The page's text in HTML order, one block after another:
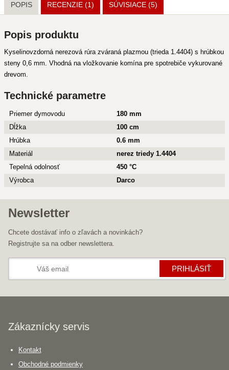
POPIS RECENZIE (1) SÚVISIACE (5)
Popis produktu
Kyselinovzdorná nerezová rúra zváraná plazmou (trieda 1.4404) s hrúbkou
steny 0,6 mm. Vhodná na vložkovanie komína pre spotrebiče vykurované
drevom.
Technické parametre
Priemer dymovodu
180 mm
Dĺžka
100 cm
Hrúbka
0.6 mm
Materiál
nerez triedy 1.4404
Tepelná odolnosť
450 °C
Výrobca
Darco
Newsletter
Chcete dostávať info o zľavách a novinkách?
Registrujte sa na odber newslettera.
PRIHLÁSIŤ
Zákaznícky servis
Kontakt
Obchodné podmienky